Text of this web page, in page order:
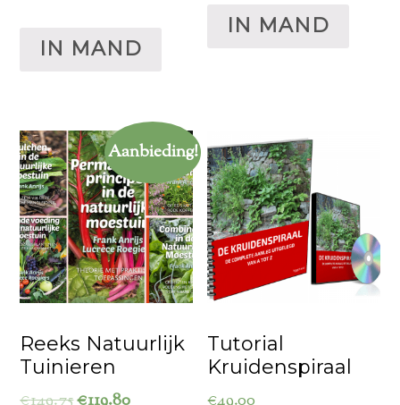
IN MAND
IN MAND
Aanbieding!
Reeks Natuurlijk
Tuinieren
Tutorial
Kruidenspiraal